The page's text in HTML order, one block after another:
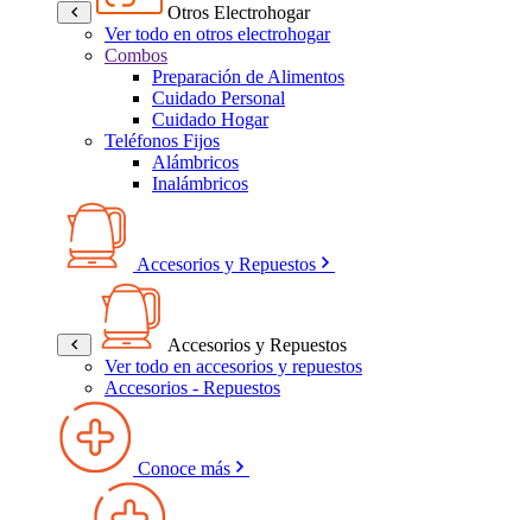
Otros Electrohogar
Ver todo en otros electrohogar
Combos
Preparación de Alimentos
Cuidado Personal
Cuidado Hogar
Teléfonos Fijos
Alámbricos
Inalámbricos
Accesorios y Repuestos
Accesorios y Repuestos
Ver todo en accesorios y repuestos
Accesorios - Repuestos
Conoce más